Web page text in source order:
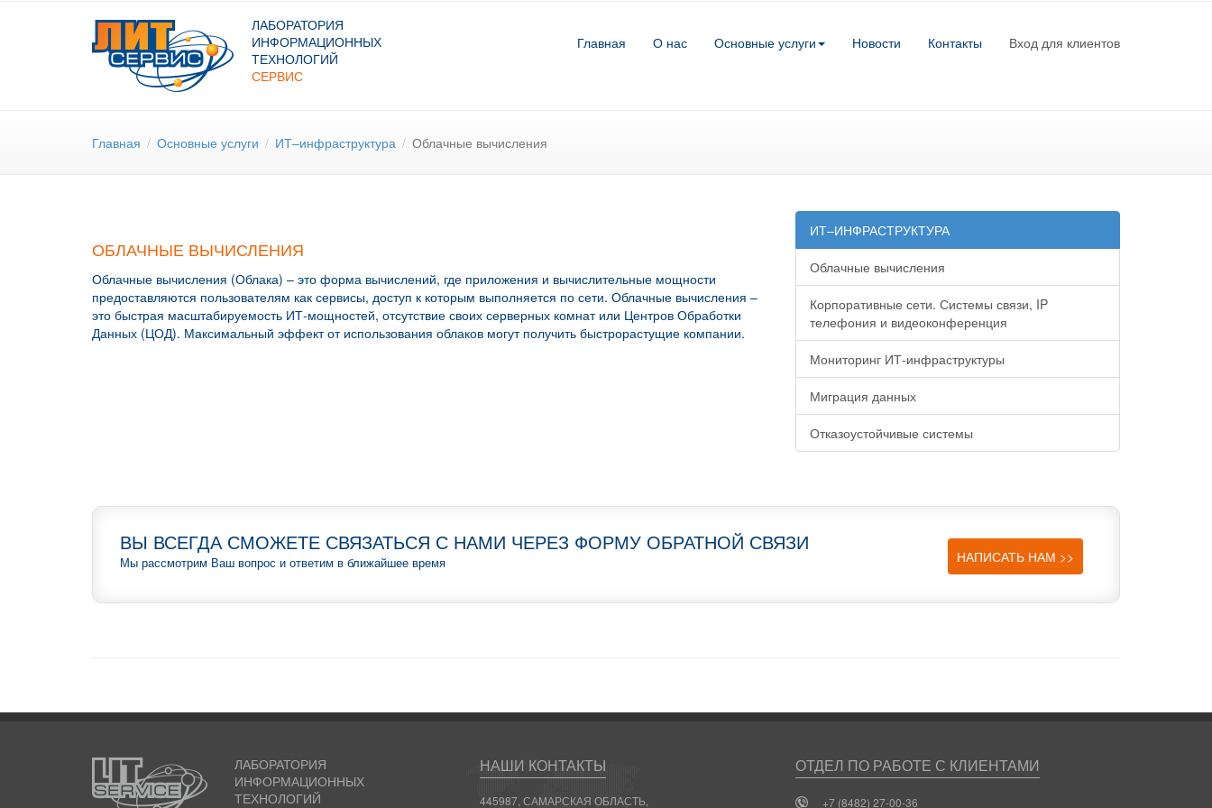
ЛАБОРАТОРИЯ
ИНФОРМАЦИОННЫХ
ТЕХНОЛОГИЙ
СЕРВИС
Главная О нас Основные услуги Новости Контакты Вход для клиентов
Главная / Основные услуги / ИТ–инфраструктура / Облачные вычисления
ОБЛАЧНЫЕ ВЫЧИСЛЕНИЯ
Облачные вычисления (Облака) – это форма вычислений, где приложения и вычислительные мощности
предоставляются пользователям как сервисы, доступ к которым выполняется по сети. Облачные вычисления –
это быстрая масштабируемость ИТ-мощностей, отсутствие своих серверных комнат или Центров Обработки
Данных (ЦОД). Максимальный эффект от использования облаков могут получить быстрорастущие компании.
ИТ–ИНФРАСТРУКТУРА
Облачные вычисления
Корпоративные сети. Системы связи, IP
телефония и видеоконференция
Мониторинг ИТ-инфраструктуры
Миграция данных
Отказоустойчивые системы
НАПИСАТЬ НАМ >>
ВЫ ВСЕГДА СМОЖЕТЕ СВЯЗАТЬСЯ С НАМИ ЧЕРЕЗ ФОРМУ ОБРАТНОЙ СВЯЗИ
Мы рассмотрим Ваш вопрос и ответим в ближайшее время
ЛАБОРАТОРИЯ
ИНФОРМАЦИОННЫХ
ТЕХНОЛОГИЙ
НАШИ КОНТАКТЫ
445987, САМАРСКАЯ ОБЛАСТЬ,
ОТДЕЛ ПО РАБОТЕ С КЛИЕНТАМИ
+7 (8482) 27-00-36